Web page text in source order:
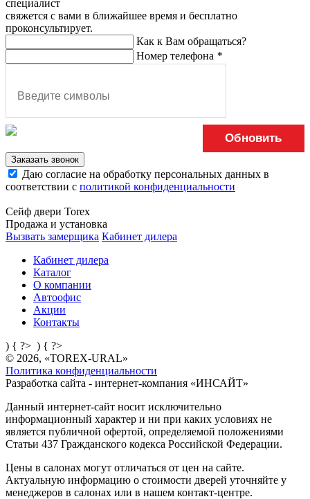
специалист
свяжется с вами в ближайшее время и бесплатно
проконсультирует.
Как к Вам обращаться?
Номер телефона *
Обновить
Заказать звонок
Даю согласие на обработку персональных данных в
соответствии с политикой конфиденциальности
Сейф двери Torex
Продажа и установка
Вызвать замерщика Кабинет дилера
Кабинет дилера
Каталог
О компании
Автоофис
Акции
Контакты
) { ?> ) { ?>
© 2026, «TOREX-URAL»
Политика конфиденциальности
Разработка сайта - интернет-компания «ИНСАЙТ»
Данный интернет-сайт носит исключительно
информационный характер и ни при каких условиях не
является публичной офертой, определяемой положениями
Статьи 437 Гражданского кодекса Российской Федерации.
Цены в салонах могут отличаться от цен на сайте.
Актуальную информацию о стоимости дверей уточняйте у
менеджеров в салонах или в нашем контакт-центре.